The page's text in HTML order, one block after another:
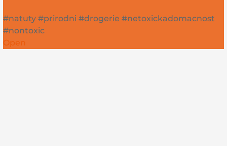
#natuty #prirodni #drogerie #netoxickadomacnost
#nontoxic
Open